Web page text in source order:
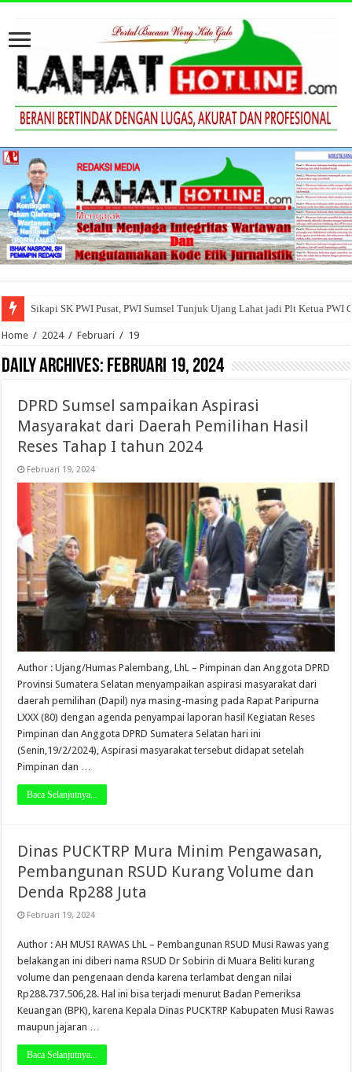
Sikapi SK PWI Pusat, PWI Sumsel Tunjuk Ujang Lahat jadi Plt Ketua PWI
Home / 2024 / Februari / 19
Daily Archives: Februari 19, 2024
DPRD Sumsel sampaikan Aspirasi
Masyarakat dari Daerah Pemilihan Hasil
Reses Tahap I tahun 2024
Februari 19, 2024
Author : Ujang/Humas Palembang, LhL – Pimpinan dan Anggota DPRD
Provinsi Sumatera Selatan menyampaikan aspirasi masyarakat dari
daerah pemilihan (Dapil) nya masing-masing pada Rapat Paripurna
LXXX (80) dengan agenda penyampai laporan hasil Kegiatan Reses
Pimpinan dan Anggota DPRD Sumatera Selatan hari ini
(Senin,19/2/2024), Aspirasi masyarakat tersebut didapat setelah
Pimpinan dan …
Baca Selanjutnya...
Dinas PUCKTRP Mura Minim Pengawasan,
Pembangunan RSUD Kurang Volume dan
Denda Rp288 Juta
Februari 19, 2024
Author : AH MUSI RAWAS LhL – Pembangunan RSUD Musi Rawas yang
belakangan ini diberi nama RSUD Dr Sobirin di Muara Beliti kurang
volume dan pengenaan denda karena terlambat dengan nilai
Rp288.737.506,28. Hal ini bisa terjadi menurut Badan Pemeriksa
Keuangan (BPK), karena Kepala Dinas PUCKTRP Kabupaten Musi Rawas
maupun jajaran …
Baca Selanjutnya...